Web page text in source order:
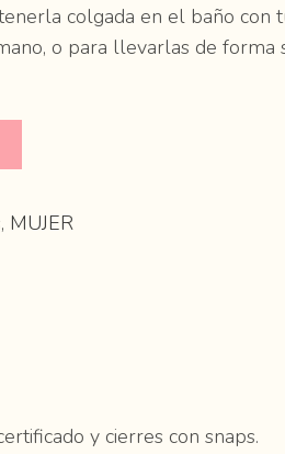
colgada en el baño con
o para llevarlas de forma
, MUJER
y cierres con snaps.